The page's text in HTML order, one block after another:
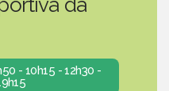
da
- 10h15 - 12h30 -